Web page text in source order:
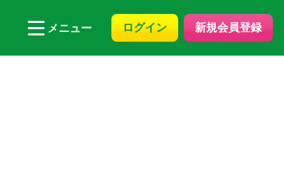
メニュー ログイン 新規会員登録